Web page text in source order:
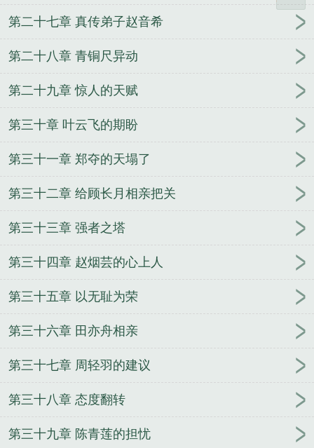
第二十七章 真传弟子赵音希
第二十八章 青铜尺异动
第二十九章 惊人的天赋
第三十章 叶云飞的期盼
第三十一章 郑夺的天塌了
第三十二章 给顾长月相亲把关
第三十三章 强者之塔
第三十四章 赵烟芸的心上人
第三十五章 以无耻为荣
第三十六章 田亦舟相亲
第三十七章 周轻羽的建议
第三十八章 态度翻转
第三十九章 陈青莲的担忧